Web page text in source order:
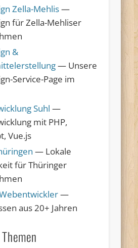
Zella-Mehlis—
für Zella-Mehliser
&
— Unsere
Service-Page im
Suhl —
mit PHP,
Vue.js
— Lokale
für Thüringer
—
aus 20+ Jahren